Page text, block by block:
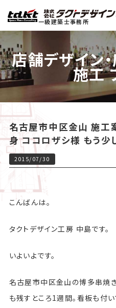
一級建築士事務所
店舗デザイン
施工
名古屋市中区金山 施工
身 ココロザシ様 もう少
2015/07/30
こんばんは。
タクトデザイン工房 中島です。
いよいよです。
名古屋市中区金山の博多串焼
も残すところ1週間。看板も付